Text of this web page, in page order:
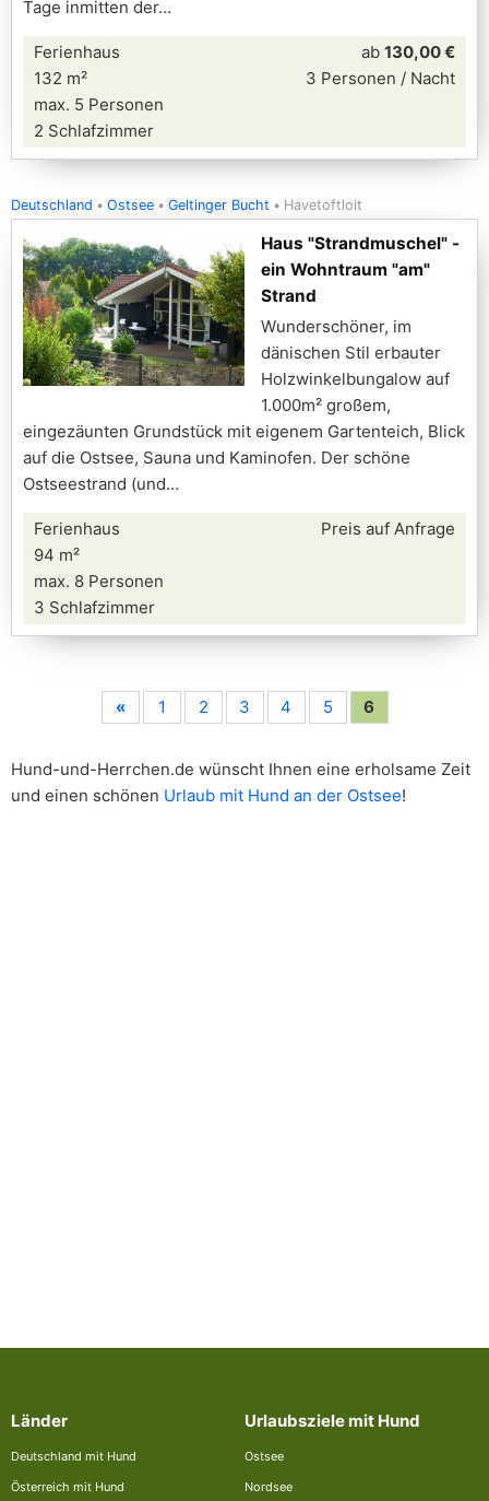
Tage inmitten der
Ferienhaus
132 m²
max. 5 Personen
2 Schlafzimmer
ab 130,00 €
3 Personen / Nacht
Deutschland Ostsee Geltinger Bucht Havetoftloit
Haus "Strandmuschel" -
ein Wohntraum "am"
Strand
Wunderschöner, im
dänischen Stil erbauter
Holzwinkelbungalow auf
1.000m² großem,
eingezäunten Grundstück mit eigenem Gartenteich, Blick
auf die Ostsee, Sauna und Kaminofen. Der schöne
Ostseestrand (und
Ferienhaus
94 m²
max. 8 Personen
3 Schlafzimmer
Preis auf Anfrage
« 1 2 3 4 5 6
Hund-und-Herrchen.de wünscht Ihnen eine erholsame Zeit
und einen schönen Urlaub mit Hund an der Ostsee!
Länder
Deutschland mit Hund
Österreich mit Hund
Urlaubsziele mit Hund
Ostsee
Nordsee